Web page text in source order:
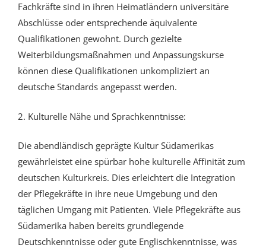
Fachkräfte sind in ihren Heimatländern universitäre
Abschlüsse oder entsprechende äquivalente
Qualifikationen gewohnt. Durch gezielte
Weiterbildungsmaßnahmen und Anpassungskurse
können diese Qualifikationen unkompliziert an
deutsche Standards angepasst werden.
2. Kulturelle Nähe und Sprachkenntnisse:
Die abendländisch geprägte Kultur Südamerikas
gewährleistet eine spürbar hohe kulturelle Affinität zum
deutschen Kulturkreis. Dies erleichtert die Integration
der Pflegekräfte in ihre neue Umgebung und den
täglichen Umgang mit Patienten. Viele Pflegekräfte aus
Südamerika haben bereits grundlegende
Deutschkenntnisse oder gute Englischkenntnisse, was